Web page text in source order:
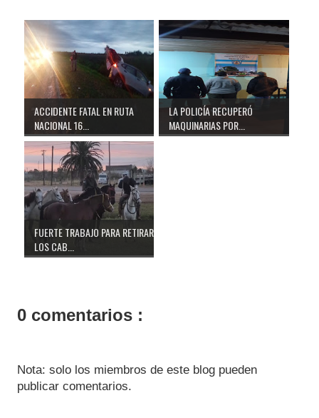
ACCIDENTE FATAL EN RUTA
NACIONAL 16...
LA POLICÍA RECUPERÓ
MAQUINARIAS POR...
FUERTE TRABAJO PARA RETIRAR
LOS CAB...
0 comentarios :
Nota: solo los miembros de este blog pueden
publicar comentarios.